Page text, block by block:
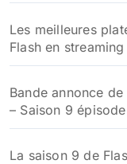
Les meilleures
Flash en streaming
Bande annonce
– Saison 9 épisode
La saison 9 de